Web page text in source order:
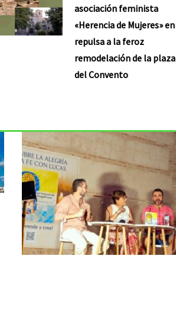
asociación feminista
«Herencia de Mujeres» en
repulsa a la feroz
remodelación de la plaza
del Convento